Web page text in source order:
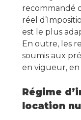
recommandé
réel
est le plus
En outre, les
soumis aux
en vigueur, en
Régime
location